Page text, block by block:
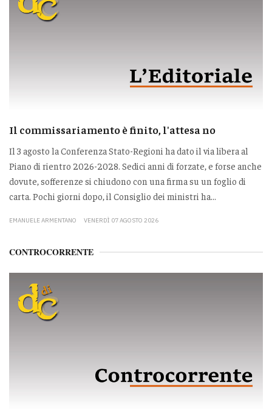
Il commissariamento è finito, l'attesa no
Il 3 agosto la Conferenza Stato-Regioni ha dato il via libera al
Piano di rientro 2026-2028. Sedici anni di forzate, e forse anche
dovute, sofferenze si chiudono con una firma su un foglio di
carta. Pochi giorni dopo, il Consiglio dei ministri ha...
EMANUELE ARMENTANO VENERDÌ 07 AGOSTO 2026
CONTROCORRENTE